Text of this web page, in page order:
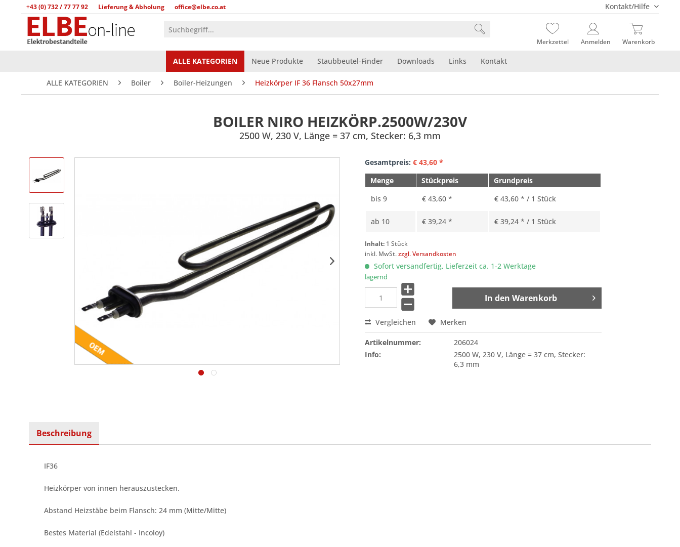
+43 (0) 732 / 77 77 92 Lieferung & Abholung office@elbe.co.at Kontakt/Hilfe
Merkzettel Anmelden Warenkorb
ALLE KATEGORIEN Neue Produkte Staubbeutel-Finder Downloads Links Kontakt
ALLE KATEGORIEN Boiler Boiler-Heizungen Heizkörper IF 36 Flansch 50x27mm
BOILER NIRO HEIZKÖRP.2500W/230V
2500 W, 230 V, Länge = 37 cm, Stecker: 6,3 mm
Gesamtpreis:€43,60 *
Menge
Stückpreis
Grundpreis
bis9 € 43,60 * € 43,60 * / 1 Stück
ab 10 € 39,24 * € 39,24 * / 1 Stück
Inhalt: 1 Stück
inkl. MwSt.zzgl. Versandkosten
Sofort versandfertig, Lieferzeit ca. 1-2 Werktage
lagernd
In den Warenkorb
Vergleichen Merken
Artikelnummer:
206024
Info:
2500 W, 230 V, Länge = 37 cm, Stecker:
6,3 mm
Beschreibung
IF36
Heizkörper von innen herauszustecken.
Abstand Heizstäbe beim Flansch: 24 mm (Mitte/Mitte)
Bestes Material (Edelstahl - Incoloy)